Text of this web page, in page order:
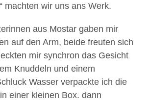
machten wir uns ans Werk.
aus Mostar gaben mir
auf den Arm, beide freuten sich
mir synchron das Gesicht
Knuddeln und einem
Wasser verpackte ich die
einer kleinen Box. dann